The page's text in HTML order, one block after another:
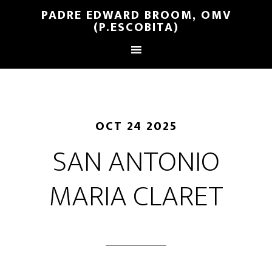
PADRE EDWARD BROOM, OMV
(P.ESCOBITA)
OCT 24 2025
SAN ANTONIO
MARIA CLARET